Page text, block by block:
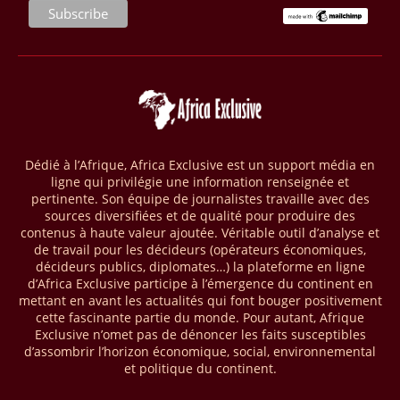
nouvelles découvertes gazières dans le pays, cumulant plus de 1000
milliards de pieds cubes. Pour leur part, les compagnies pétrogazières
gazière a été enregistrée via le puits d’exploration A1-69/02 situé dans
le bloc 95/96 du bassin de Ghadamès, à proximité de la frontière avec
jour et 327 barils de condensats.
04/04/26 BASSIN DU CONGO
La Banque mondiale a approuvé un projet d’envergure visant à
transformer les économies forestières en Afrique centrale. Baptisé «
Programme pour des économies forestières durables du Bassin du
Congo » (SCBFEP), il mobilise 1,02 milliard $, dont une première
phase de 394,83 millions de dollars. C’est ce qu’indique l’institution
dans un communiqué publié mercredi 1er avril. Cette première phase
vise à améliorer la gestion forestière, renforcer les chaînes de valeur
et créer 220 000 emplois au Cameroun, en République centrafricaine
Dédié à l’Afrique, Africa Exclusive est un support média en
ligne qui privilégie une information renseignée et
pertinente. Son équipe de journalistes travaille avec des
sources diversifiées et de qualité pour produire des
contenus à haute valeur ajoutée. Véritable outil d’analyse et
de travail pour les décideurs (opérateurs économiques,
décideurs publics, diplomates…) la plateforme en ligne
d’Africa Exclusive participe à l’émergence du continent en
mettant en avant les actualités qui font bouger positivement
cette fascinante partie du monde. Pour autant, Afrique
Exclusive n’omet pas de dénoncer les faits susceptibles
d’assombrir l’horizon économique, social, environnemental
et politique du continent.